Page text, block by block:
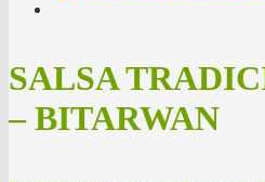
SALSA
– BITARWAN